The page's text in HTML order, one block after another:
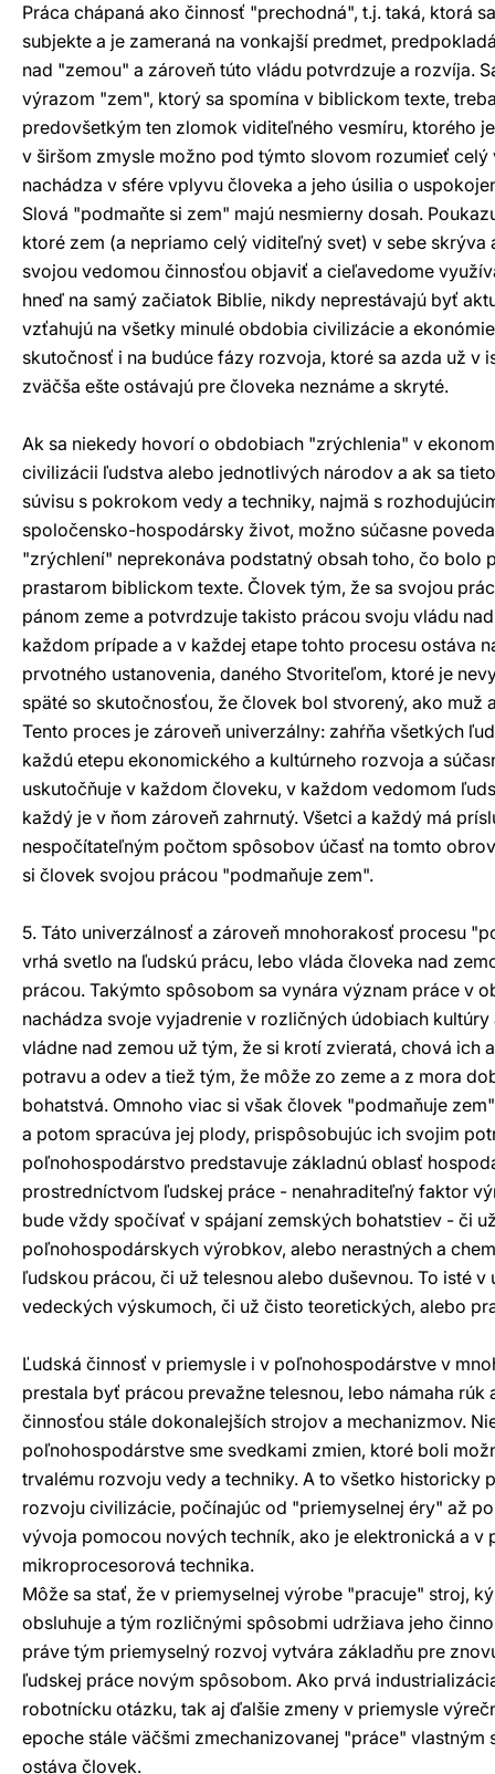
Práca chápaná ako činnosť "prechodná", t.j. taká, ktorá
subjekte a je zameraná na vonkajší predmet,
nad "zemou" a zároveň túto vládu potvrdzuje a rozvíja.
výrazom "zem", ktorý sa spomína v biblickom texte,
predovšetkým ten zlomok viditeľného vesmíru, ktorého
v širšom zmysle možno pod týmto slovom rozumieť
nachádza v sfére vplyvu človeka a jeho úsilia o
Slová "podmaňte si zem" majú nesmierny dosah.
ktoré zem (a nepriamo celý viditeľný svet) v sebe skrýva
svojou vedomou činnosťou objaviť a cieľavedome
hneď na samý začiatok Biblie, nikdy neprestávajú byť
vzťahujú na všetky minulé obdobia civilizácie a
skutočnosť i na budúce fázy rozvoja, ktoré sa azda už v
zväčša ešte ostávajú pre človeka neznáme a skryté.
Ak sa niekedy hovorí o obdobiach "zrýchlenia" v
civilizácii ľudstva alebo jednotlivých národov a ak sa
súvisu s pokrokom vedy a techniky, najmä s
spoločensko-hospodársky život, možno súčasne
"zrýchlení" neprekonáva podstatný obsah toho, čo bolo
prastarom biblickom texte. Človek tým, že sa svojou
pánom zeme a potvrdzuje takisto prácou svoju vládu
každom prípade a v každej etape tohto procesu ostáva
prvotného ustanovenia, daného Stvoriteľom, ktoré je
späté so skutočnosťou, že človek bol stvorený, ako muž
Tento proces je zároveň univerzálny: zahŕňa všetkých
každú etepu ekonomického a kultúrneho rozvoja a
uskutočňuje v každom človeku, v každom vedomom
každý je v ňom zároveň zahrnutý. Všetci a každý má
nespočítateľným počtom spôsobov účasť na tomto
si človek svojou prácou "podmaňuje zem".
5. Táto univerzálnosť a zároveň mnohorakosť procesu
vrhá svetlo na ľudskú prácu, lebo vláda človeka nad
prácou. Takýmto spôsobom sa vynára význam práce v
nachádza svoje vyjadrenie v rozličných údobiach
vládne nad zemou už tým, že si krotí zvieratá, chová ich
potravu a odev a tiež tým, že môže zo zeme a z mora
bohatstvá. Omnoho viac si však človek "podmaňuje
a potom spracúva jej plody, prispôsobujúc ich svojim
poľnohospodárstvo predstavuje základnú oblasť
prostredníctvom ľudskej práce - nenahraditeľný faktor
bude vždy spočívať v spájaní zemských bohatstiev - či
poľnohospodárskych výrobkov, alebo nerastných a
ľudskou prácou, či už telesnou alebo duševnou. To isté
vedeckých výskumoch, či už čisto teoretických, alebo
Ľudská činnosť v priemysle i v poľnohospodárstve v
prestala byť prácou prevažne telesnou, lebo námaha rúk
činnosťou stále dokonalejších strojov a mechanizmov.
poľnohospodárstve sme svedkami zmien, ktoré boli
trvalému rozvoju vedy a techniky. A to všetko historicky
rozvoju civilizácie, počínajúc od "priemyselnej éry" až
vývoja pomocou nových techník, ako je elektronická a v
mikroprocesorová technika.
Môže sa stať, že v priemyselnej výrobe "pracuje" stroj,
obsluhuje a tým rozličnými spôsobmi udržiava jeho
práve tým priemyselný rozvoj vytvára základňu pre
ľudskej práce novým spôsobom. Ako prvá
robotnícku otázku, tak aj ďalšie zmeny v priemysle
epoche stále väčšmi zmechanizovanej "práce" vlastným
ostáva človek.